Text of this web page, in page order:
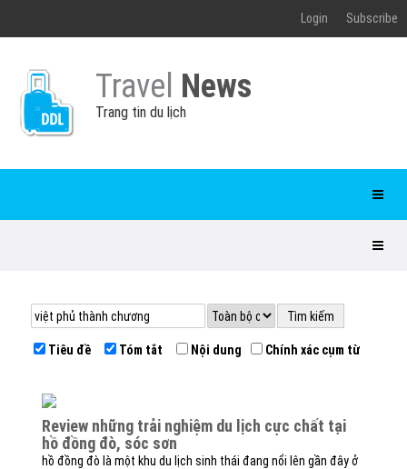
Login Subscribe
Travel News
Trang tin du lịch
Tiêu đề Tóm tắt Nội dung Chính xác cụm từ
review những trải nghiệm du lịch cực chất tại
hồ đồng đò, sóc sơn
hồ đồng đò là một khu du lịch sinh thái đang nổi lên gần đây ở